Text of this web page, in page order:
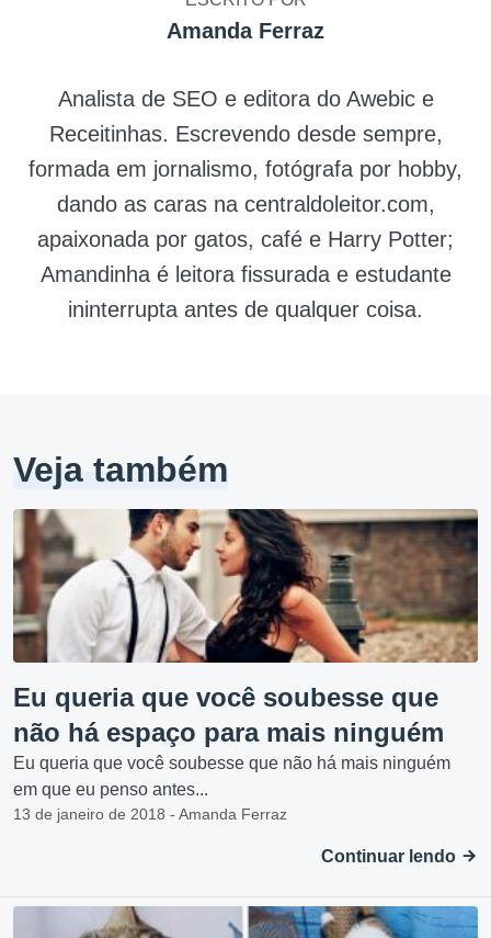
Amanda Ferraz
Analista de SEO e editora do Awebic e
Receitinhas. Escrevendo desde sempre,
formada em jornalismo, fotógrafa por hobby,
dando as caras na centraldoleitor.com,
apaixonada por gatos, café e Harry Potter;
Amandinha é leitora fissurada e estudante
ininterrupta antes de qualquer coisa.
Veja também
Eu queria que você soubesse que
não há espaço para mais ninguém
Eu queria que você soubesse que não há mais ninguém
em que eu penso antes...
13 de janeiro de 2018 - Amanda Ferraz
Continuar lendo